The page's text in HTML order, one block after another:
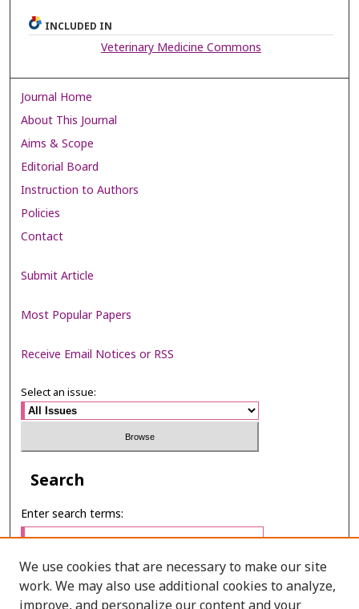
INCLUDED IN
Veterinary Medicine Commons
Journal Home
About This Journal
Aims & Scope
Editorial Board
Instruction to Authors
Policies
Contact
Submit Article
Most Popular Papers
Receive Email Notices or RSS
Select an issue:
Search
Enter search terms:
Select context to search:
We use cookies that are necessary to make our site
work. We may also use additional cookies to analyze,